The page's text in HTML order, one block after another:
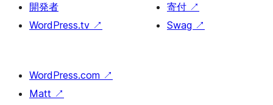
開発者
WordPress.tv ↗
寄付 ↗
Swag ↗
WordPress.com ↗
Matt ↗